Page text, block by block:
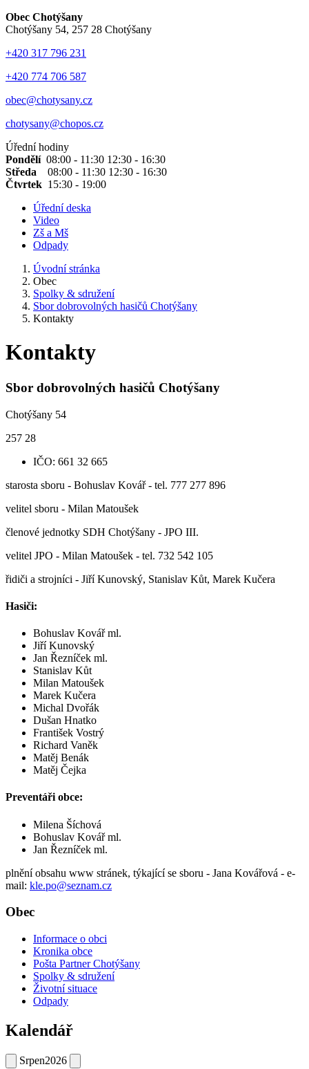
Obec Chotýšany
Chotýšany 54, 257 28 Chotýšany
+420 317 796 231
+420 774 706 587
obec@chotysany.cz
chotysany@chopos.cz
Úřední hodiny
Pondělí 08:00 - 11:30 12:30 - 16:30
Středa 08:00 - 11:30 12:30 - 16:30
Čtvrtek 15:30 - 19:00
Úřední deska
Video
Zš a Mš
Odpady
Úvodní stránka
Obec
Spolky & sdružení
Sbor dobrovolných hasičů Chotýšany
Kontakty
Kontakty
Sbor dobrovolných hasičů Chotýšany
Chotýšany 54
257 28
IČO: 661 32 665
starosta sboru - Bohuslav Kovář - tel. 777 277 896
velitel sboru - Milan Matoušek
členové jednotky SDH Chotýšany - JPO III.
velitel JPO - Milan Matoušek - tel. 732 542 105
řidiči a strojníci - Jiří Kunovský, Stanislav Kůt, Marek Kučera
Hasiči:
Bohuslav Kovář ml.
Jiří Kunovský
Jan Řezníček ml.
Stanislav Kůt
Milan Matoušek
Marek Kučera
Michal Dvořák
Dušan Hnatko
František Vostrý
Richard Vaněk
Matěj Benák
Matěj Čejka
Preventáři obce:
Milena Šíchová
Bohuslav Kovář ml.
Jan Řezníček ml.
plnění obsahu www stránek, týkající se sboru - Jana Kovářová - e-
mail: kle.po@seznam.cz
Obec
Informace o obci
Kronika obce
Pošta Partner Chotýšany
Spolky & sdružení
Životní situace
Odpady
Kalendář
Srpen2026